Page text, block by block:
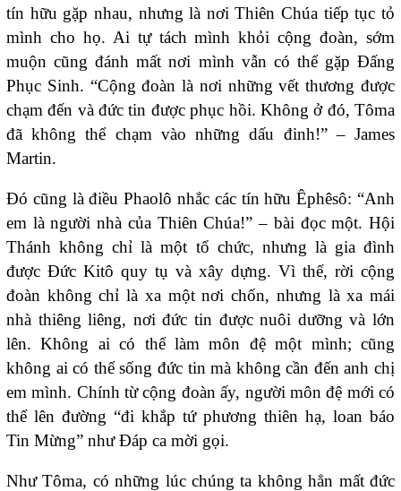
tín hữu gặp nhau, nhưng là nơi Thiên Chúa tiếp tục tỏ
mình cho họ. Ai tự tách mình khỏi cộng đoàn, sớm
muộn cũng đánh mất nơi mình vẫn có thể gặp Đấng
Phục Sinh. “Cộng đoàn là nơi những vết thương được
chạm đến và đức tin được phục hồi. Không ở đó, Tôma
đã không thể chạm vào những dấu đinh!” – James
Martin.
Đó cũng là điều Phaolô nhắc các tín hữu Êphêsô: “Anh
em là người nhà của Thiên Chúa!” – bài đọc một. Hội
Thánh không chỉ là một tổ chức, nhưng là gia đình
được Đức Kitô quy tụ và xây dựng. Vì thế, rời cộng
đoàn không chỉ là xa một nơi chốn, nhưng là xa mái
nhà thiêng liêng, nơi đức tin được nuôi dưỡng và lớn
lên. Không ai có thể làm môn đệ một mình; cũng
không ai có thể sống đức tin mà không cần đến anh chị
em mình. Chính từ cộng đoàn ấy, người môn đệ mới có
thể lên đường “đi khắp tứ phương thiên hạ, loan báo
Tin Mừng” như Đáp ca mời gọi.
Như Tôma, có những lúc chúng ta không hẳn mất đức